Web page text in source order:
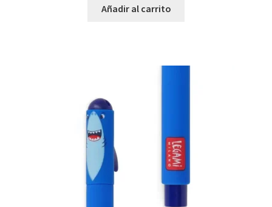
Añadir al carrito